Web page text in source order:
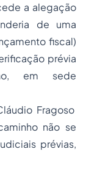
a alegação
de uma
fiscal)
prévia
em sede
Fragoso
não se
prévias,